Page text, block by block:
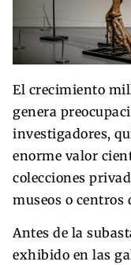
El crecimiento
genera
investigadores,
enorme valor
colecciones
museos o centros
Antes de la
exhibido en las